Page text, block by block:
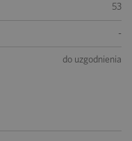
53
-
do uzgodnienia